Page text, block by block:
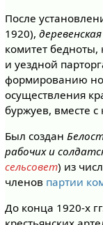
После
1920),
комитет бедноты,
и уездной
формированию
осуществления
буржуев, вместе
Был создан
рабочих и
сельсовет) из
членов партии
До конца 1920-х